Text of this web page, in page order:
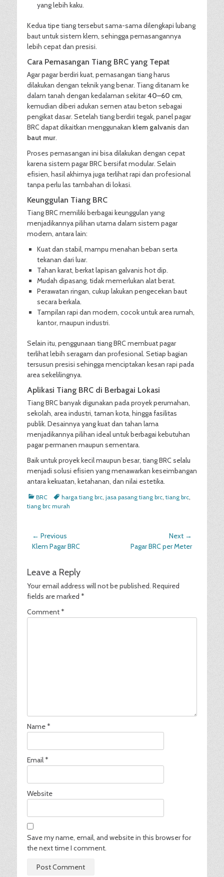
yang lebih kaku.
Kedua tipe tiang tersebut sama-sama dilengkapi lubang
baut untuk sistem klem, sehingga pemasangannya
lebih cepat dan presisi.
Cara Pemasangan Tiang BRC yang Tepat
Agar pagar berdiri kuat, pemasangan tiang harus
dilakukan dengan teknik yang benar. Tiang ditanam ke
dalam tanah dengan kedalaman sekitar40–60 cm,
kemudian diberi adukan semen atau beton sebagai
pengikat dasar. Setelah tiang berdiri tegak, panel pagar
BRC dapat dikaitkan menggunakan klem galvanis dan
baut mur.
Proses pemasangan ini bisa dilakukan dengan cepat
karena sistem pagar BRC bersifat modular. Selain
efisien, hasil akhirnya juga terlihat rapi dan profesional
tanpa perlu las tambahan di lokasi.
Keunggulan Tiang BRC
Tiang BRC memiliki berbagai keunggulan yang
menjadikannya pilihan utama dalam sistem pagar
modern, antara lain:
Kuat dan stabil, mampu menahan beban serta
tekanan dari luar.
Tahan karat, berkat lapisan galvanis hot dip.
Mudah dipasang, tidak memerlukan alat berat.
Perawatan ringan, cukup lakukan pengecekan baut
secara berkala.
Tampilan rapi dan modern, cocok untuk area rumah,
kantor, maupun industri.
Selain itu, penggunaan tiang BRC membuat pagar
terlihat lebih seragam dan profesional. Setiap bagian
tersusun presisi sehingga menciptakan kesan rapi pada
area sekelilingnya.
Aplikasi Tiang BRC di Berbagai Lokasi
Tiang BRC banyak digunakan pada proyek perumahan,
sekolah, area industri, taman kota, hingga fasilitas
publik. Desainnya yang kuat dan tahan lama
menjadikannya pilihan ideal untuk berbagai kebutuhan
pagar permanen maupun sementara.
Baik untuk proyek kecil maupun besar, tiang BRC selalu
menjadi solusi efisien yang menawarkan keseimbangan
antara kekuatan, ketahanan, dan nilai estetika.
Categories
BRC Tagsharga tiang brc, jasa pasang tiang brc, tiang brc,
tiang brc murah
Post
navigation
← Previous
Previous
Klem Pagar BRC
Next →
Pagar BRC per Meter
Leave a Reply
Your email address will not be published. Required
fields are marked *
Comment*
Name*
Email*
Website
Save my name, email, and website in this browser for
the next time I comment.